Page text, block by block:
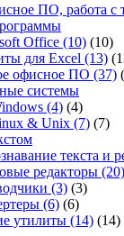
ПО, работа с
Office (10) (10)
для Excel (13)
офисное ПО (37)
системы
(4) (4)
& Unix (7) (7)
текста и
редакторы (20)
(3) (3)
(6) (6)
утилиты (14) (14)